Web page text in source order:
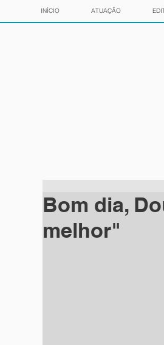
INÍCIO ATUAÇÃO
Bom dia,
melhor"